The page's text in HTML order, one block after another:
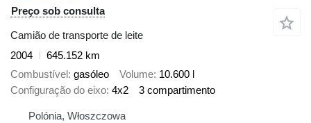
Preço sob consulta
Camião de transporte de leite
2004
645.152 km
Combustível gasóleo Volume 10.600 l
Configuração do eixo 4x2 3 compartimento
Polónia, Włoszczowa